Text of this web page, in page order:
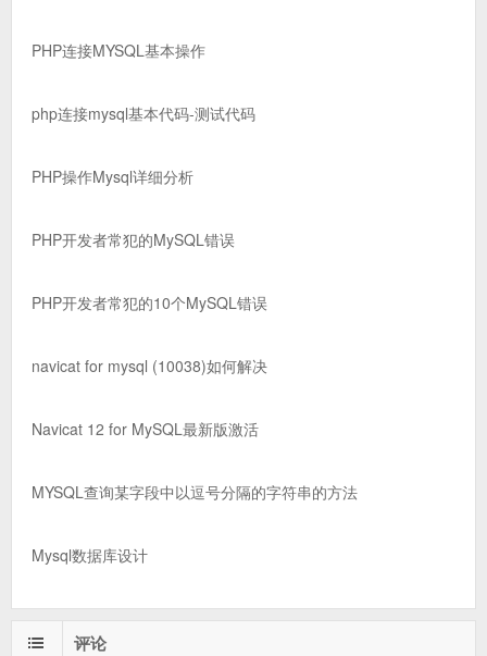
PHP连接MYSQL基本操作
php连接mysql基本代码-测试代码
PHP操作Mysql详细分析
PHP开发者常犯的MySQL错误
PHP开发者常犯的10个MySQL错误
navicat for mysql (10038)如何解决
Navicat 12 for MySQL最新版激活
MYSQL查询某字段中以逗号分隔的字符串的方法
Mysql数据库设计
评论